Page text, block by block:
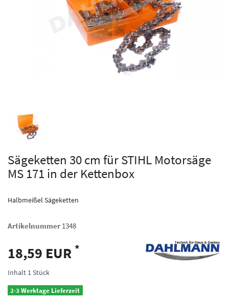
Sägeketten 30 cm für STIHL Motorsäge
MS 171 in der Kettenbox
Halbmeißel Sägeketten
Artikelnummer 1348
18,59 EUR *
Inhalt 1 Stück
2-3 Werktage Lieferzeit